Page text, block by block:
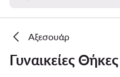
Αξεσουάρ
Γυναικείες Θήκες